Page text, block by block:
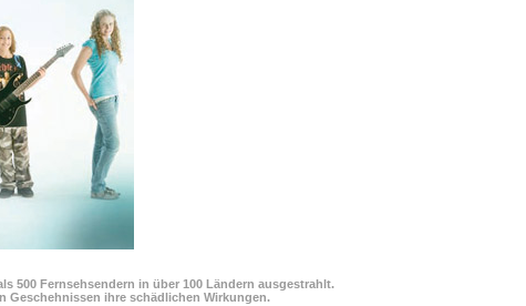
500 Fernsehsendern in über 100 Ländern ausgestrahlt.
Geschehnissen ihre schädlichen Wirkungen.